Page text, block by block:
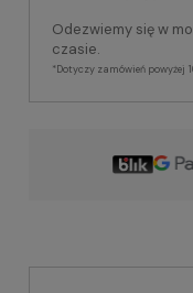
Odezwiemy się w
czasie.
*Dotyczy zamówień powyżej